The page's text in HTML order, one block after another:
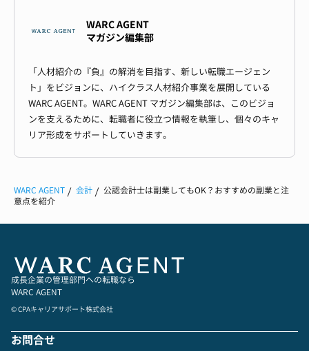
WARC AGENT
マガジン編集部
「人材紹介の『負』の解消を目指す、新しい転職エージェン
ト」をビジョンに、ハイクラス人材紹介事業を展開している
WARC AGENT。WARC AGENT マガジン編集部は、このビジョ
ンを支えるために、転職者に役立つ情報を執筆し、個々のキャ
リア形成をサポートしていきます。
WARC AGENT 会計
公認会計士は副業してもOK？おすすめの副業と注
意点を紹介
成長企業の管理部門への転職なら
WARC AGENT
© CPAキャリアサポート株式会社
お問合せ